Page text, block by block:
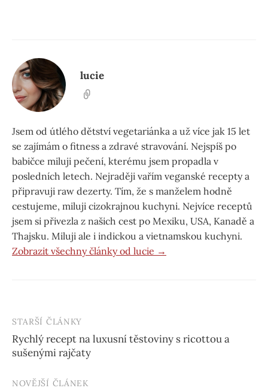
lucie
Jsem od útlého dětství vegetariánka a už více jak 15 let
se zajímám o fitness a zdravé stravování. Nejspíš po
babičce miluji pečení, kterému jsem propadla v
posledních letech. Nejraději vařím veganské recepty a
připravuji raw dezerty. Tím, že s manželem hodně
cestujeme, miluji cizokrajnou kuchyni. Nejvíce receptů
jsem si přivezla z našich cest po Mexiku, USA, Kanadě a
Thajsku. Miluji ale i indickou a vietnamskou kuchyni.
Zobrazit všechny články od lucie →
Post
navigation
STARŠÍ ČLÁNKY
Rychlý recept na luxusní těstoviny s ricottou a
sušenými rajčaty
NOVĚJŠÍ ČLÁNEK